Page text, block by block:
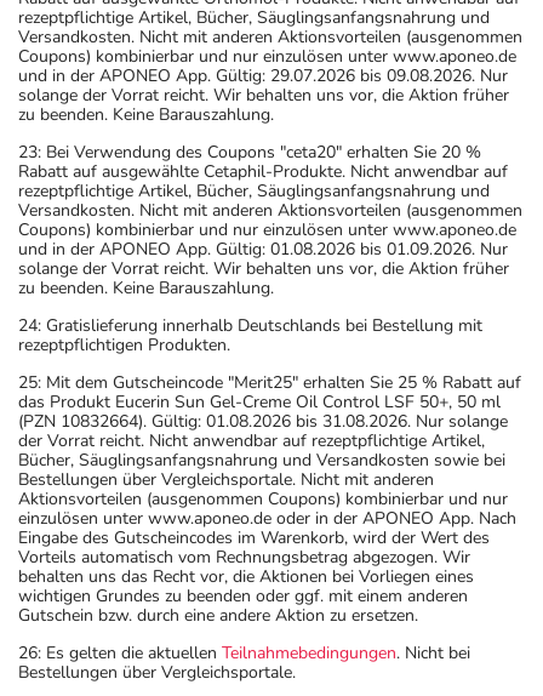
rezeptpflichtige Artikel, Bücher, Säuglingsanfangsnahrung und
Versandkosten. Nicht mit anderen Aktionsvorteilen (ausgenommen
Coupons) kombinierbar und nur einzulösen unter www.aponeo.de
und in der APONEO App. Gültig: 29.07.2026 bis 09.08.2026. Nur
solange der Vorrat reicht. Wir behalten uns vor, die Aktion früher
zu beenden. Keine Barauszahlung.
23: Bei Verwendung des Coupons "ceta20" erhalten Sie 20 %
Rabatt auf ausgewählte Cetaphil-Produkte. Nicht anwendbar auf
rezeptpflichtige Artikel, Bücher, Säuglingsanfangsnahrung und
Versandkosten. Nicht mit anderen Aktionsvorteilen (ausgenommen
Coupons) kombinierbar und nur einzulösen unter www.aponeo.de
und in der APONEO App. Gültig: 01.08.2026 bis 01.09.2026. Nur
solange der Vorrat reicht. Wir behalten uns vor, die Aktion früher
zu beenden. Keine Barauszahlung.
24: Gratislieferung innerhalb Deutschlands bei Bestellung mit
rezeptpflichtigen Produkten.
25: Mit dem Gutscheincode "Merit25" erhalten Sie 25 % Rabatt auf
das Produkt Eucerin Sun Gel-Creme Oil Control LSF 50+, 50 ml
(PZN 10832664). Gültig: 01.08.2026 bis 31.08.2026. Nur solange
der Vorrat reicht. Nicht anwendbar auf rezeptpflichtige Artikel,
Bücher, Säuglingsanfangsnahrung und Versandkosten sowie bei
Bestellungen über Vergleichsportale. Nicht mit anderen
Aktionsvorteilen (ausgenommen Coupons) kombinierbar und nur
einzulösen unter www.aponeo.de oder in der APONEO App. Nach
Eingabe des Gutscheincodes im Warenkorb, wird der Wert des
Vorteils automatisch vom Rechnungsbetrag abgezogen. Wir
behalten uns das Recht vor, die Aktionen bei Vorliegen eines
wichtigen Grundes zu beenden oder ggf. mit einem anderen
Gutschein bzw. durch eine andere Aktion zu ersetzen.
26: Es gelten die aktuellen Teilnahmebedingungen. Nicht bei
Bestellungen über Vergleichsportale.